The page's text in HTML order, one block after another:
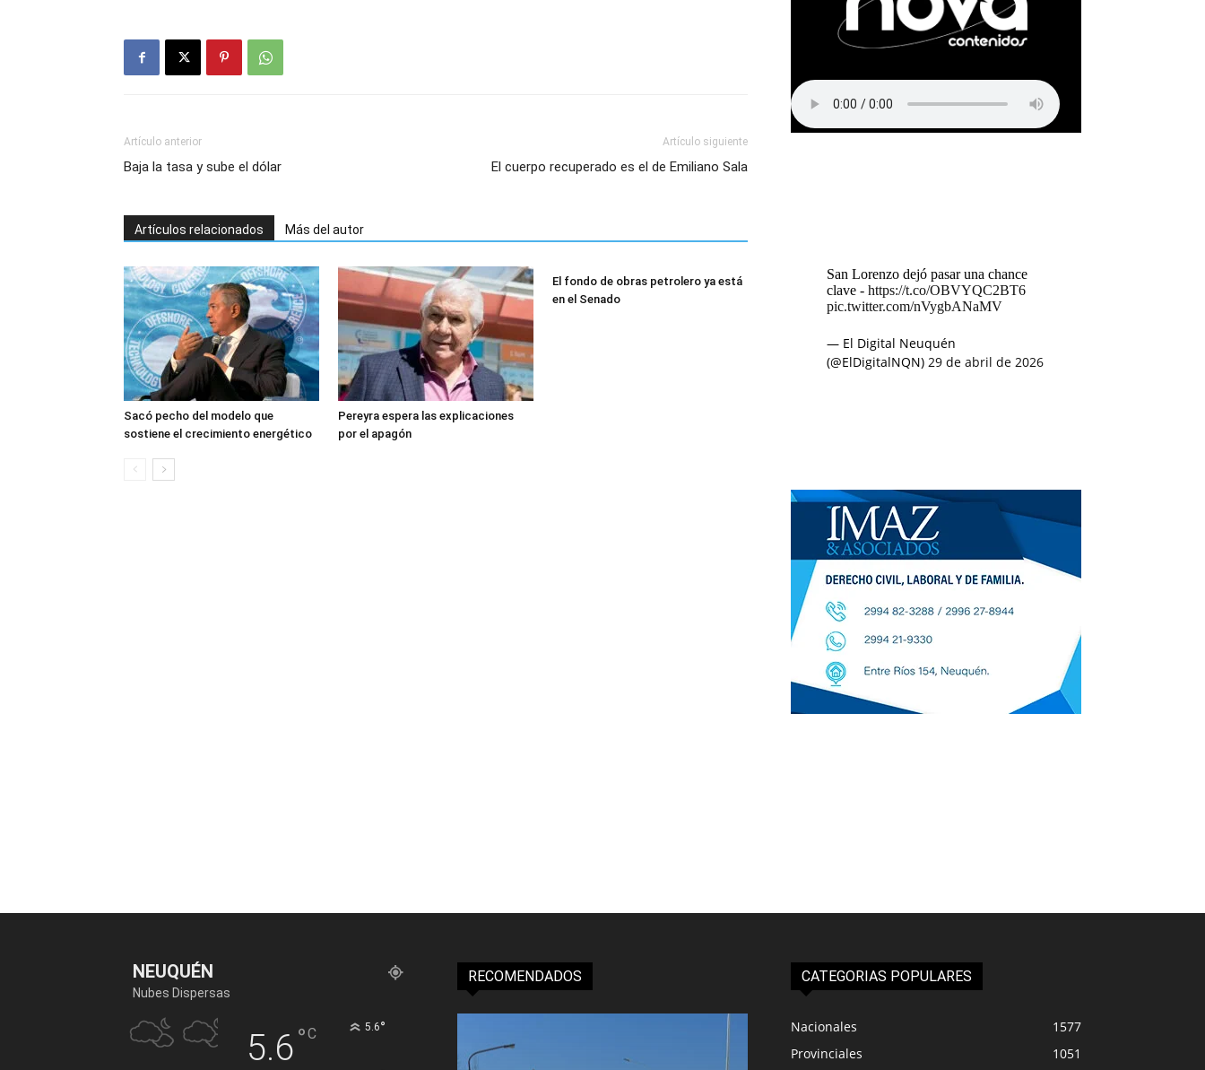
Artículo anterior
Baja la tasa y sube el dólar
Artículo siguiente
El cuerpo recuperado es el de Emiliano Sala
Artículos relacionados Más del autor
Sacó pecho del modelo que
sostiene el crecimiento energético
Pereyra espera las explicaciones
por el apagón
El fondo de obras petrolero ya está
en el Senado
San Lorenzo dejó pasar una chance
clave - https://t.co/OBVYQC2BT6
pic.twitter.com/nVygbANaMV
— El Digital Neuquén
(@ElDigitalNQN) 29 de abril de 2026
NEUQUÉN
Nubes Dispersas
5.6°C 5.6°
RECOMENDADOS CATEGORIAS POPULARES
Nacionales
1577
Provinciales
1051